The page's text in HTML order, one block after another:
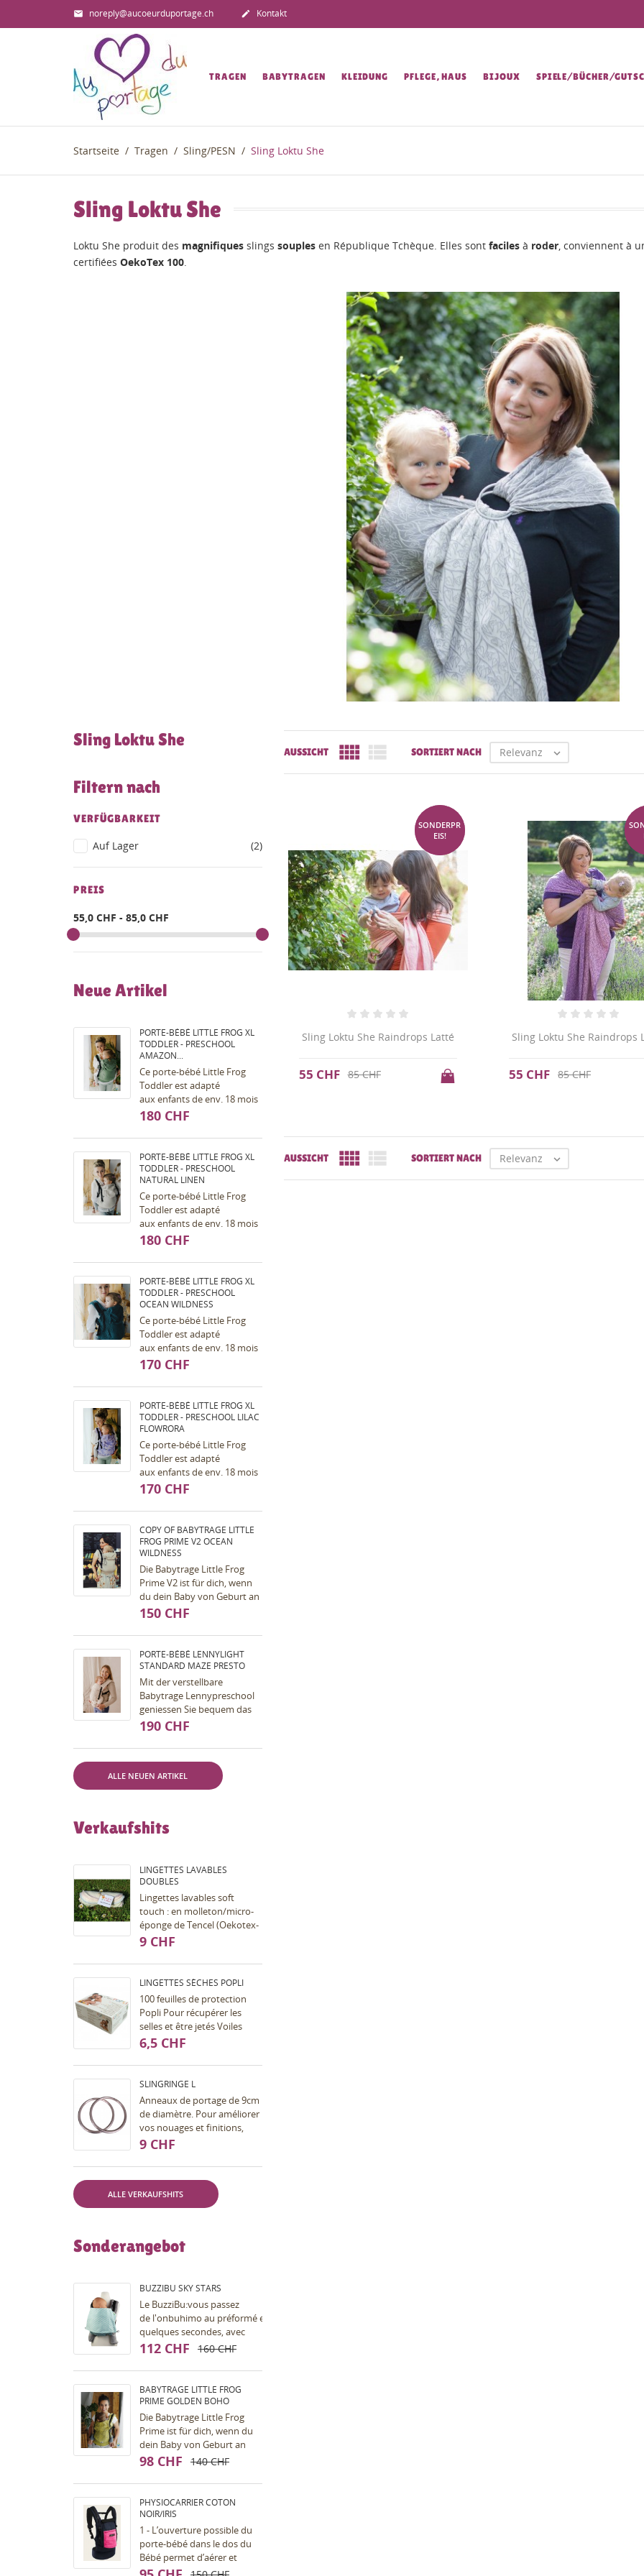
 noreply@aucoeurduportage.ch  Kontakt
TRAGEN BABYTRAGEN KLEIDUNG PFLEGE, HAUS BIJOUX SPIELE/BÜCHER/
Startseite Tragen Sling/PESN Sling Loktu She
Sling Loktu She
Loktu She produit des magnifiques slings souples en République Tchèque. Elles sont faciles à roder, conviennent à
certifiées OekoTex 100.
Sling Loktu She
Filtern nach
VERFÜGBARKEIT
Auf Lager (2)
PREIS
55,0 CHF - 85,0 CHF
Neue Artikel
PORTE-BÉBÉ LITTLE FROG XL
TODDLER - PRESCHOOL
AMAZON...
Ce porte-bébé Little Frog
Toddler est adapté
aux enfants de env. 18 mois
à env. 7 ans (dès taille 98,
et dorsal...
180 CHF
PORTE-BÉBÉ LITTLE FROG XL
TODDLER - PRESCHOOL
NATURAL LINEN
Ce porte-bébé Little Frog
Toddler est adapté
aux enfants de env. 18 mois
à env. 7 ans (dès taille 98,
et dorsal...
180 CHF
PORTE-BÉBÉ LITTLE FROG XL
TODDLER - PRESCHOOL
OCEAN WILDNESS
Ce porte-bébé Little Frog
Toddler est adapté
aux enfants de env. 18 mois
à env. 7 ans (dès taille 98,
et dorsal...
170 CHF
PORTE-BÉBÉ LITTLE FROG XL
TODDLER - PRESCHOOL LILAC
FLOWRORA
Ce porte-bébé Little Frog
Toddler est adapté
aux enfants de env. 18 mois
à env. 7 ans (dès taille 98,
et dorsal...
170 CHF
COPY OF BABYTRAGE LITTLE
FROG PRIME V2 OCEAN
WILDNESS
Die Babytrage Little Frog
Prime V2 ist für dich, wenn
du dein Baby von Geburt an
tragen möchtest (das Beste
Tragetuch oder...
150 CHF
PORTE-BÉBÉ LENNYLIGHT
STANDARD MAZE PRESTO
Mit der verstellbare
Babytrage Lennypreschool
geniessen Sie bequem das
Tragen von ca. 1 Jahr bis ca.
Babytrage verfügt !ber...
190 CHF
ALLE NEUEN ARTIKEL
Verkaufshits
LINGETTES LAVABLES
DOUBLES
Lingettes lavables soft
touch : en molleton/micro-
éponge de Tencel (Oekotex-
100), surjetées sur les bords
couleur. Les...
9 CHF
LINGETTES SÈCHES POPLI
100 feuilles de protection
Popli Pour récupérer les
selles et être jetés Voiles
résistants et pouvant être
lavés plusieurs fois Doux et
agréable au...
6,5 CHF
SLINGRINGE L
Anneaux de portage de 9cm
de diamètre. Pour améliorer
vos nouages et finitions,
pour faire un sling cousu ou
portage, etc......
9 CHF
ALLE VERKAUFSHITS
Sonderangebot
BUZZIBU SKY STARS
Le BuzziBu:vous passez
de l'onbuhimo au préformé en
quelques secondes, avec
l'aide
s'appelle la Bu). Le portage
en...
112 CHF 160 CHF
BABYTRAGE LITTLE FROG
PRIME GOLDEN BOHO
Die Babytrage Little Frog
Prime ist für dich, wenn du
dein Baby von Geburt an
tragen möchtest (das Beste
Tragetuch oder...
98 CHF 140 CHF
PHYSIOCARRIER COTON
NOIR/IRIS
1 - L’ouverture possible du
porte-bébé dans le dos du
Bébé permet d’aérer et
ventiler et de s’adapter à
AUSSICHT   SORTIERT NACH Relevanz 
-30 CHF
SONDERPR
EIS!
Sling Loktu She Raindrops Latté
55 CHF 85 CHF
-
Sling Loktu She Raindrops
55 CHF 85 CHF
AUSSICHT   SORTIERT NACH Relevanz 